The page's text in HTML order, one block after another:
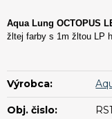
Aqua Lung OCTOPUS
žltej farby s 1m žltou LP
Výrobca:
Obj. čislo: